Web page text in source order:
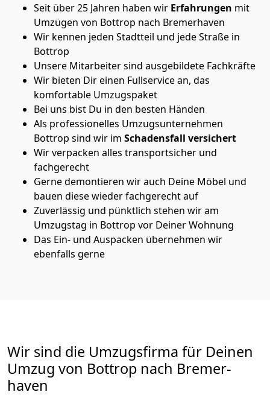
Seit über 25 Jahren haben wir Erfahrungen mit
Umzügen von Bottrop nach Bremer­haven
Wir kennen jeden Stadtteil und jede Straße in
Bottrop
Unsere Mitarbeiter sind ausgebildete Fachkräfte
Wir bieten Dir einen Fullservice an, das
komfortable Umzugspaket
Bei uns bist Du in den besten Händen
Als professionelles Umzugsunternehmen
Bottrop sind wir im Schadensfall versichert
Wir verpacken alles transportsicher und
fachgerecht
Gerne demontieren wir auch Deine Möbel und
bauen diese wieder fachgerecht auf
Zuverlässig und pünktlich stehen wir am
Umzugstag in Bottrop vor Deiner Wohnung
Das Ein- und Auspacken übernehmen wir
ebenfalls gerne
Wir sind die Umzugsfirma für Deinen
Umzug von Bottrop nach Bremer­
haven